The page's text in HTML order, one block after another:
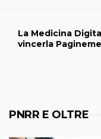
La Medicina
vincerla
PNRR E OLTRE